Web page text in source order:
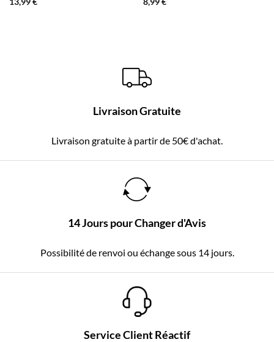
13,99€
8,99€
Livraison Gratuite
Livraison gratuite à partir de 50€ d'achat.
14 Jours pour Changer d'Avis
Possibilité de renvoi ou échange sous 14 jours.
Service Client Réactif